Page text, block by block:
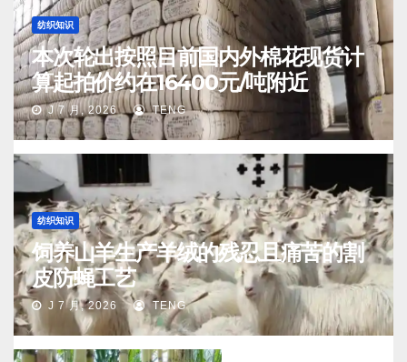
纺织知识
本次轮出按照目前国内外棉花现货计
算起拍价约在16400元/吨附近
J 7 月, 2026 TENG
纺织知识
饲养山羊生产羊绒的残忍且痛苦的割
皮防蝇工艺
J 7 月, 2026 TENG